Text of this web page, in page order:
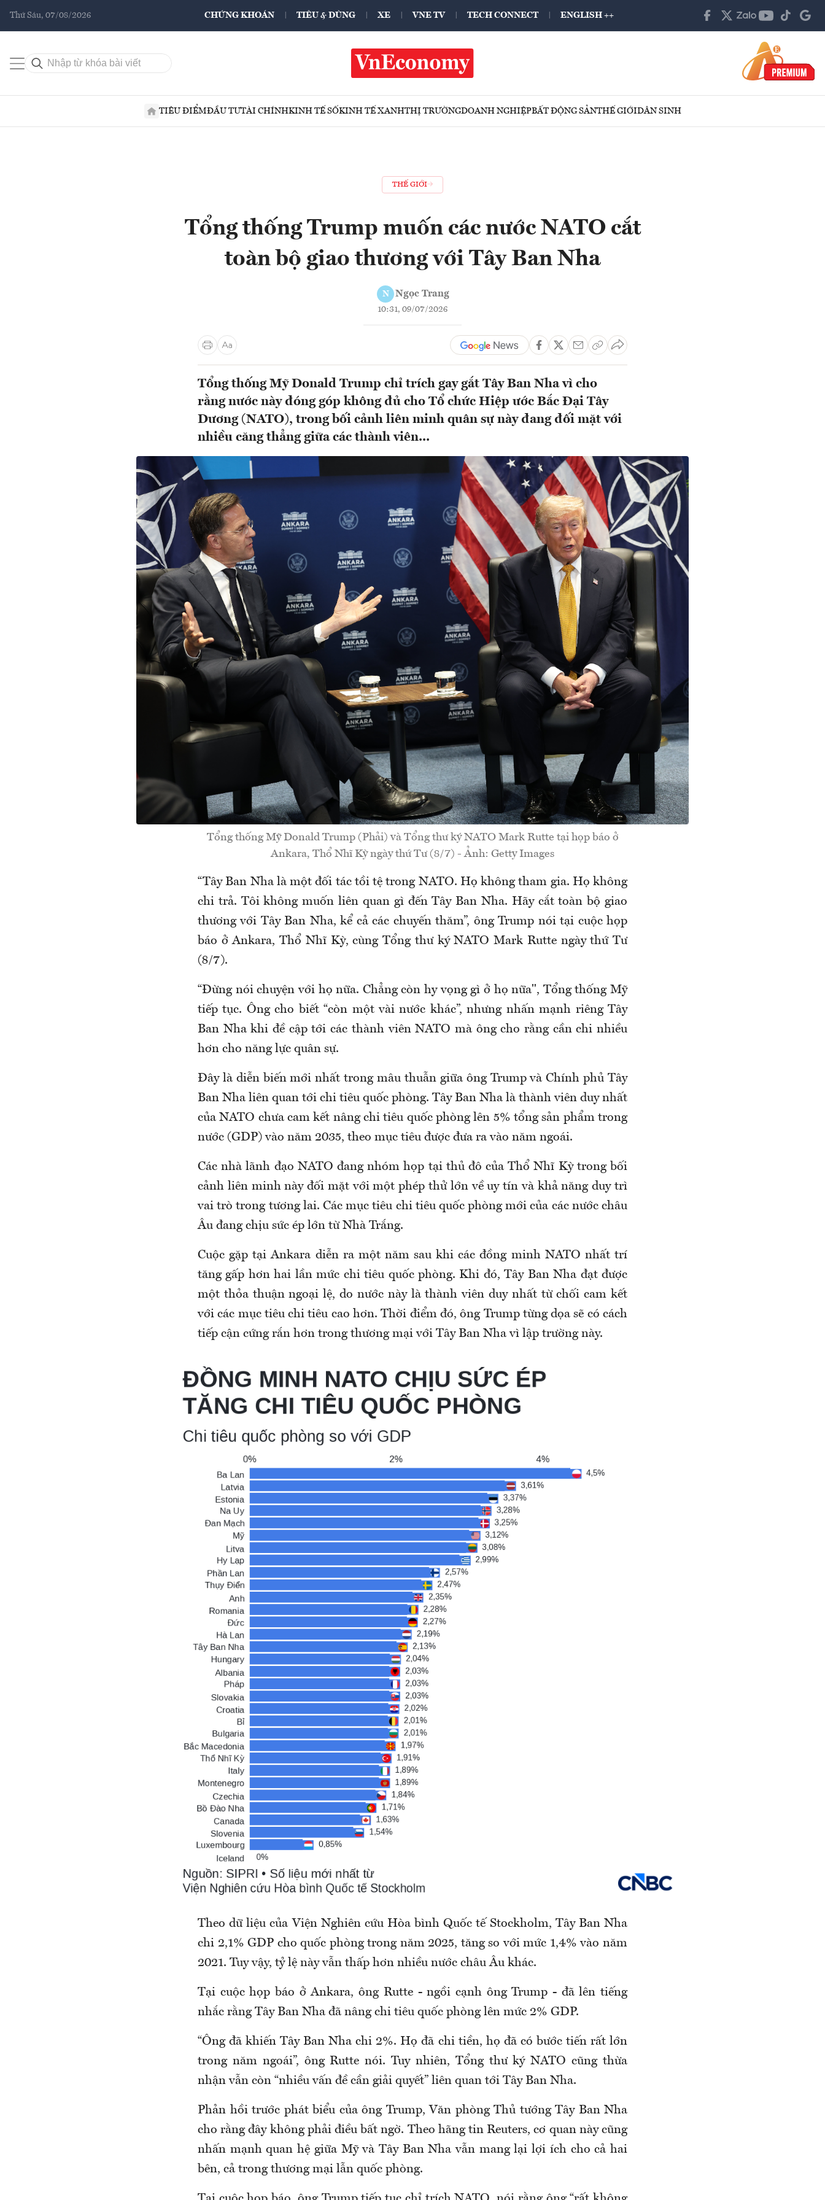
Thứ Sáu, 07/08/2026 CHỨNG KHOÁN TIÊU & DÙNG XE VNE TV TECH CONNECT ENGLISH ++
TIÊU ĐIỂMĐẦU TƯTÀI CHÍNHKINH TẾ SỐKINH TẾ XANHTHỊ TRƯỜNGDOANH NGHIỆPBẤT ĐỘNG SẢNTHẾ GIỚIDÂN SINH
THẾ GIỚI
Tổng thống Trump muốn các nước NATO cắt
toàn bộ giao thương với Tây Ban Nha
N Ngọc Trang
10:31, 09/07/2026
Tổng thống Mỹ Donald Trump chỉ trích gay gắt Tây Ban Nha vì cho
rằng nước này đóng góp không đủ cho Tổ chức Hiệp ước Bắc Đại Tây
Dương (NATO), trong bối cảnh liên minh quân sự này đang đối mặt với
nhiều căng thẳng giữa các thành viên...
Tổng thống Mỹ Donald Trump (Phải) và Tổng thư ký NATO Mark Rutte tại họp báo ở
Ankara, Thổ Nhĩ Kỳ ngày thứ Tư (8/7) - Ảnh: Getty Images
“Tây Ban Nha là một đối tác tồi tệ trong NATO. Họ không tham gia. Họ không
chi trả. Tôi không muốn liên quan gì đến Tây Ban Nha. Hãy cắt toàn bộ giao
thương với Tây Ban Nha, kể cả các chuyến thăm”, ông Trump nói tại cuộc họp
báo ở Ankara, Thổ Nhĩ Kỳ, cùng Tổng thư ký NATO Mark Rutte ngày thứ Tư
(8/7).
“Đừng nói chuyện với họ nữa. Chẳng còn hy vọng gì ở họ nữa", Tổng thống Mỹ
tiếp tục. Ông cho biết “còn một vài nước khác”, nhưng nhấn mạnh riêng Tây
Ban Nha khi đề cập tới các thành viên NATO mà ông cho rằng cần chi nhiều
hơn cho năng lực quân sự.
Đây là diễn biến mới nhất trong mâu thuẫn giữa ông Trump và Chính phủ Tây
Ban Nha liên quan tới chi tiêu quốc phòng. Tây Ban Nha là thành viên duy nhất
của NATO chưa cam kết nâng chi tiêu quốc phòng lên 5% tổng sản phẩm trong
nước (GDP) vào năm 2035, theo mục tiêu được đưa ra vào năm ngoái.
Các nhà lãnh đạo NATO đang nhóm họp tại thủ đô của Thổ Nhĩ Kỳ trong bối
cảnh liên minh này đối mặt với một phép thử lớn về uy tín và khả năng duy trì
vai trò trong tương lai. Các mục tiêu chi tiêu quốc phòng mới của các nước châu
Âu đang chịu sức ép lớn từ Nhà Trắng.
Cuộc gặp tại Ankara diễn ra một năm sau khi các đồng minh NATO nhất trí
tăng gấp hơn hai lần mức chi tiêu quốc phòng. Khi đó, Tây Ban Nha đạt được
một thỏa thuận ngoại lệ, do nước này là thành viên duy nhất từ chối cam kết
với các mục tiêu chi tiêu cao hơn. Thời điểm đó, ông Trump từng dọa sẽ có cách
tiếp cận cứng rắn hơn trong thương mại với Tây Ban Nha vì lập trường này.
Theo dữ liệu của Viện Nghiên cứu Hòa bình Quốc tế Stockholm, Tây Ban Nha
chi 2,1% GDP cho quốc phòng trong năm 2025, tăng so với mức 1,4% vào năm
2021. Tuy vậy, tỷ lệ này vẫn thấp hơn nhiều nước châu Âu khác.
Tại cuộc họp báo ở Ankara, ông Rutte - ngồi cạnh ông Trump - đã lên tiếng
nhắc rằng Tây Ban Nha đã nâng chi tiêu quốc phòng lên mức 2% GDP.
“Ông đã khiến Tây Ban Nha chi 2%. Họ đã chi tiền, họ đã có bước tiến rất lớn
trong năm ngoái”, ông Rutte nói. Tuy nhiên, Tổng thư ký NATO cũng thừa
nhận vẫn còn “nhiều vấn đề cần giải quyết” liên quan tới Tây Ban Nha.
Phản hồi trước phát biểu của ông Trump, Văn phòng Thủ tướng Tây Ban Nha
cho rằng đây không phải điều bất ngờ. Theo hãng tin Reuters, cơ quan này cũng
nhấn mạnh quan hệ giữa Mỹ và Tây Ban Nha vẫn mang lại lợi ích cho cả hai
bên, cả trong thương mại lẫn quốc phòng.